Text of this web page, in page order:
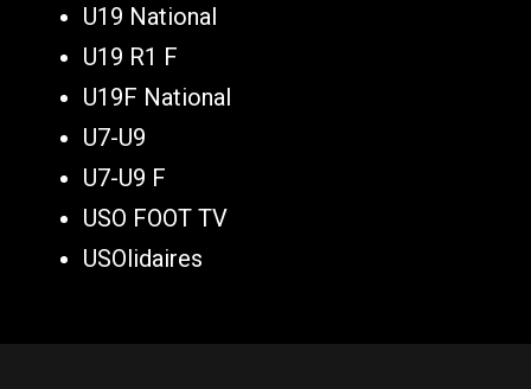
U19 National
U19 R1 F
U19F National
U7-U9
U7-U9 F
USO FOOT TV
USOlidaires